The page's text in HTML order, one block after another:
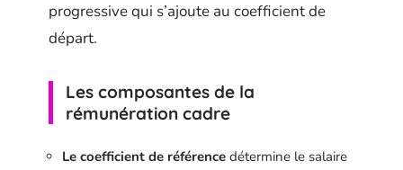
progressive qui s’ajoute au coefficient de
départ.
Les composantes de la
rémunération cadre
Le coefficient de référence détermine le salaire